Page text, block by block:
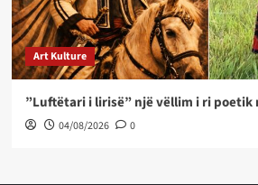
Art Kulture
”Luftëtari i lirisë” një vëllim i ri poetik
04/08/2026 0